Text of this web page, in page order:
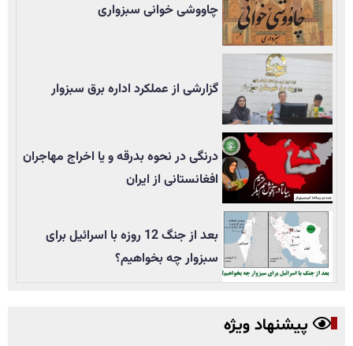
چاووشی خوانی سبزواری
گزارشی از عملکرد اداره برق سبزوار
درنگی در نحوه بدرقه و یا اخراج مهاجران
افغانستانی از ایران
بعد از جنگ 12 روزه با اسرائیل برای
سبزوار چه بخواهیم؟
پیشنهاد ویژه